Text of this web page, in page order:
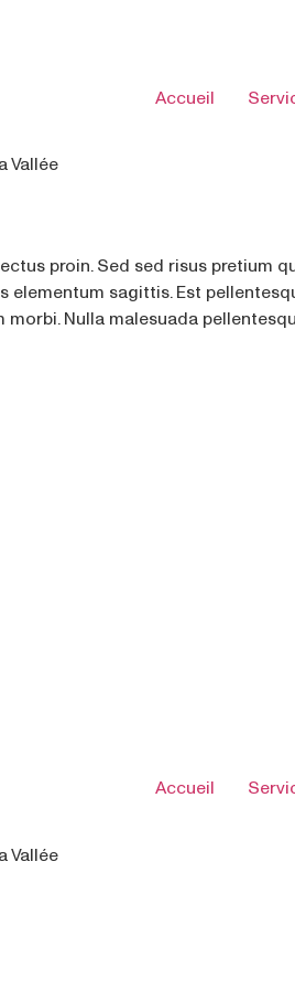
Vallée
Accueil
proin. Sed sed risus pretium
sagittis. Est
Nulla malesuada
Vallée
Accueil